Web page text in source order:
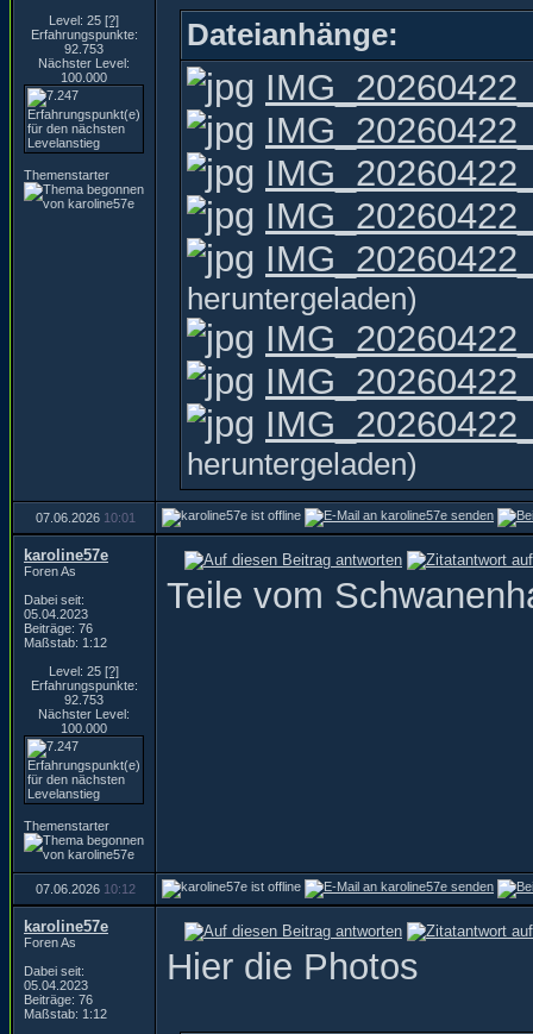
Level: 25 [?]
Erfahrungspunkte:
92.753
Nächster Level:
100.000
Themenstarter
Dateianhänge:
heruntergeladen)
heruntergeladen)
07.06.2026 10:01
karoline57e
Foren As
Dabei seit:
05.04.2023
Beiträge: 76
Maßstab: 1:12
Level: 25 [?]
Erfahrungspunkte:
92.753
Nächster Level:
100.000
Themenstarter
Teile vom
07.06.2026 10:12
karoline57e
Foren As
Dabei seit:
05.04.2023
Beiträge: 76
Maßstab: 1:12
Hier die Photos